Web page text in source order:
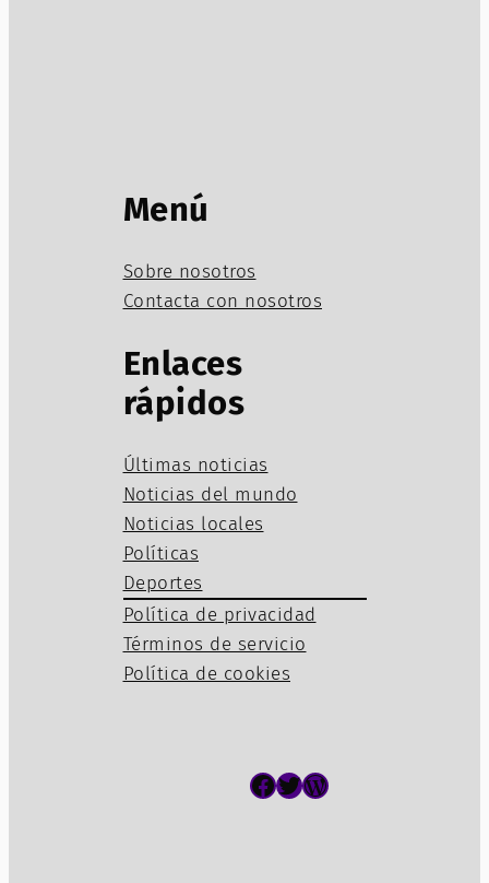
Menú
Sobre nosotros
Contacta con nosotros
Enlaces
rápidos
Últimas noticias
Noticias del mundo
Noticias locales
Políticas
Deportes
Política de privacidad
Términos de servicio
Política de cookies
Facebook Twitter WordPress